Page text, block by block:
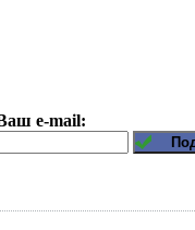
e-mail: